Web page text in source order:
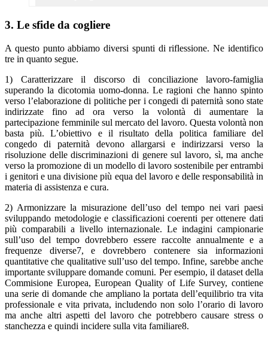
3. Le sfide da cogliere
A questo punto abbiamo diversi spunti di riflessione. Ne identifico
tre in quanto segue.
1) Caratterizzare il discorso di conciliazione lavoro-famiglia
superando la dicotomia uomo-donna. Le ragioni che hanno spinto
verso l’elaborazione di politiche per i congedi di paternità sono state
indirizzate fino ad ora verso la volontà di aumentare la
partecipazione femminile sul mercato del lavoro. Questa volontà non
basta più. L’obiettivo e il risultato della politica familiare del
congedo di paternità devono allargarsi e indirizzarsi verso la
risoluzione delle discriminazioni di genere sul lavoro, sì, ma anche
verso la promozione di un modello di lavoro sostenibile per entrambi
i genitori e una divisione più equa del lavoro e delle responsabilità in
materia di assistenza e cura.
2) Armonizzare la misurazione dell’uso del tempo nei vari paesi
sviluppando metodologie e classificazioni coerenti per ottenere dati
più comparabili a livello internazionale. Le indagini campionarie
sull’uso del tempo dovrebbero essere raccolte annualmente e a
frequenze diverse7, e dovrebbero contenere sia informazioni
quantitative che qualitative sull’uso del tempo. Infine, sarebbe anche
importante sviluppare domande comuni. Per esempio, il dataset della
Commisione Europea, European Quality of Life Survey, contiene
una serie di domande che ampliano la portata dell’equilibrio tra vita
professionale e vita privata, includendo non solo l’orario di lavoro
ma anche altri aspetti del lavoro che potrebbero causare stress o
stanchezza e quindi incidere sulla vita familiare8.